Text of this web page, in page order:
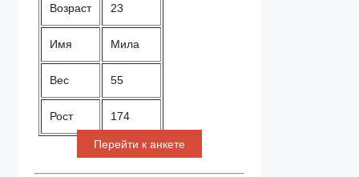
Возраст 23
Имя Мила
Вес 55
Рост 174
Перейти к анкете